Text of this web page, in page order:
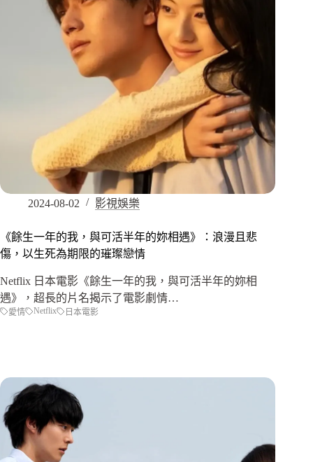
2024-08-02 影視娛樂
《餘生一年的我，與可活半年的妳相遇》：浪漫且悲
傷，以生死為期限的璀璨戀情
Netflix 日本電影《餘生一年的我，與可活半年的妳相
遇》，超長的片名揭示了電影劇情…
愛情 Netflix 日本電影